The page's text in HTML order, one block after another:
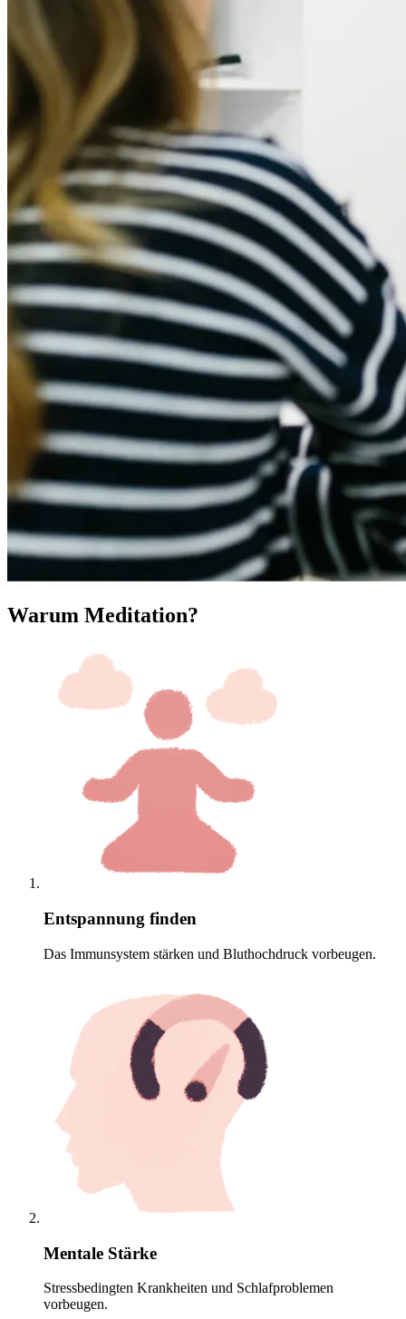
Warum Meditation?
Entspannung finden
Das Immunsystem stärken und Bluthochdruck vorbeugen.
Mentale Stärke
Stressbedingten Krankheiten und Schlafproblemen
vorbeugen.